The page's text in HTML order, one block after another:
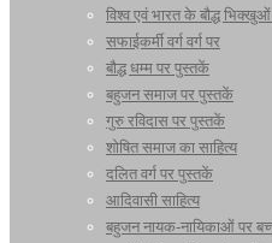
विश्व एवं भारत के बौद्ध
सफाईकर्मी वर्ग वर्ग पर
बौद्ध धम्म पर पुस्तकें
बहुजन समाज पर पुस्तकें
गुरु रविदास पर पुस्तकें
शोषित समाज का साहित्य
दलित वर्ग पर पुस्तकें
आदिवासी साहित्य
बहुजन नायक-नायिकाओं पर